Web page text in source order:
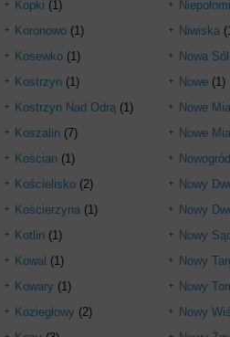
Kopki (1)
Koronowo (1)
Kosewko (1)
Kostrzyn (1)
Kostrzyn Nad Odrą (1)
Koszalin (7)
Kościan (1)
Kościelisko (2)
Kościerzyna (1)
Kotlin (1)
Kowal (1)
Kowary (1)
Koziegłowy (2)
Niwiska
Nowa Sól
Nowe (1)
Nowe
Nowe
Nowogród
Nowy
Nowy
Nowy
Nowy
Nowy
Nowy